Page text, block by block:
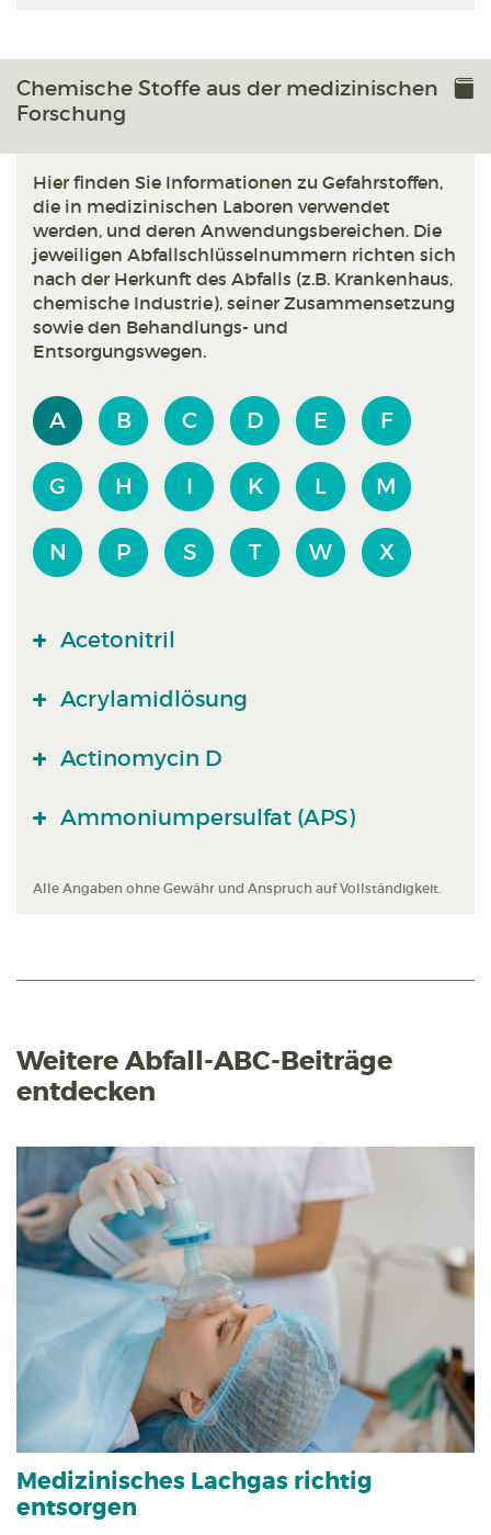
Chemische Stoffe aus der medizinischen
Forschung
Hier finden Sie Informationen zu Gefahrstoffen,
die in medizinischen Laboren verwendet
werden, und deren Anwendungsbereichen. Die
jeweiligen Abfallschlüsselnummern richten sich
nach der Herkunft des Abfalls (z.B. Krankenhaus,
chemische Industrie), seiner Zusammensetzung
sowie den Behandlungs- und
Entsorgungswegen.
A B C D E F
G H I K L M
N P S T W X
Acetonitril
Acrylamidlösung
Actinomycin D
Ammoniumpersulfat (APS)
Alle Angaben ohne Gewähr und Anspruch auf Vollständigkeit.
Weitere Abfall-ABC-Beiträge
entdecken
Medizinisches Lachgas richtig
entsorgen